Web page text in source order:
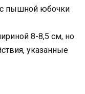
пышной юбочки
8-8,5 см, но
указанные